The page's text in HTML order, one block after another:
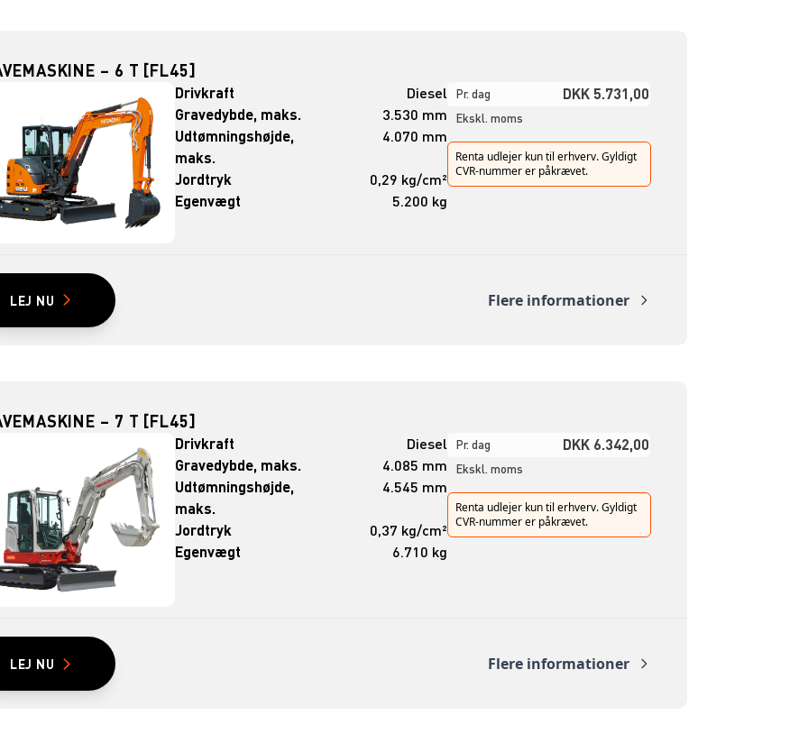
– 6 T [FL45]
Drivkraft
Diesel
Gravedybde, maks.
3.530 mm
Udtømningshøjde,
maks.
4.070 mm
Jordtryk
0,29 kg/cm²
Egenvægt
5.200 kg
Pr. dag DKK 5.731,00
Ekskl. moms
Renta udlejer kun til erhverv. Gyldigt
CVR-nummer er påkrævet.
LEJ NU Flere informationer
– 7 T [FL45]
Drivkraft
Diesel
Gravedybde, maks.
4.085 mm
Udtømningshøjde,
maks.
4.545 mm
Jordtryk
0,37 kg/cm²
Egenvægt
6.710 kg
Pr. dag DKK 6.342,00
Ekskl. moms
Renta udlejer kun til erhverv. Gyldigt
CVR-nummer er påkrævet.
LEJ NU Flere informationer